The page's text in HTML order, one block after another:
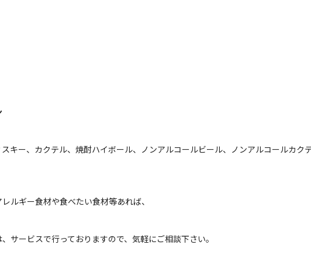
キー、カクテル、焼酎ハイボール、ノンアルコールビール、ノンアルコールカク
ルギー食材や食べたい食材等あれば、
サービスで行っておりますので、気軽にご相談下さい。